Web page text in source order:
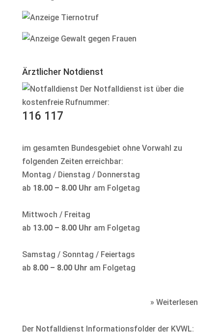
Ärztlicher Notdienst
Der Notfalldienst ist über die
kostenfreie Rufnummer:
116 117
im gesamten Bundesgebiet ohne Vorwahl zu
folgenden Zeiten erreichbar:
Montag / Dienstag / Donnerstag
ab 18.00 – 8.00 Uhr am Folgetag
Mittwoch / Freitag
ab 13.00 – 8.00 Uhr am Folgetag
Samstag / Sonntag / Feiertags
ab 8.00 – 8.00 Uhr am Folgetag
» Weiterlesen
Der Notfalldienst Informationsfolder der KVWL: